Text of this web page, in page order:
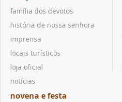
família dos devotos
história de nossa senhora
imprensa
locais turísticos
loja oficial
notícias
novena e festa